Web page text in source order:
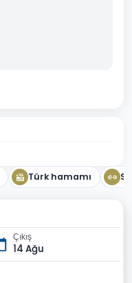
Türk hamamı
Çıkış
14 Ağu